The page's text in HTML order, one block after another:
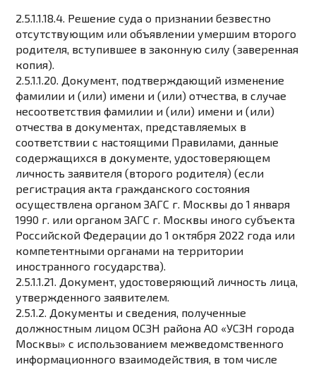
2.5.1.1.18.4. Решение суда о признании безвестно
отсутствующим или объявлении умершим второго
родителя, вступившее в законную силу (заверенная
копия).
2.5.1.1.20. Документ, подтверждающий изменение
фамилии и (или) имени и (или) отчества, в случае
несоответствия фамилии и (или) имени и (или)
отчества в документах, представляемых в
соответствии с настоящими Правилами, данные
содержащихся в документе, удостоверяющем
личность заявителя (второго родителя) (если
регистрация акта гражданского состояния
осуществлена ​​органом ЗАГС г. Москвы до 1 января
1990 г. или органом ЗАГС г. Москвы иного субъекта
Российской Федерации до 1 октября 2022 года или
компетентными органами на территории
иностранного государства).
2.5.1.1.21. Документ, удостоверяющий личность лица,
утвержденного заявителем.
2.5.1.2. Документы и сведения, полученные
должностным лицом ОСЗН района АО «УСЗН города
Москвы» с использованием межведомственного
информационного взаимодействия, в том числе